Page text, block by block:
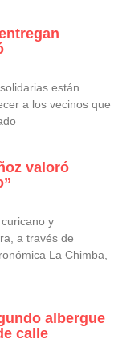
están
a los vecinos que
valoró
y
a través de
La Chimba,
albergue
calle